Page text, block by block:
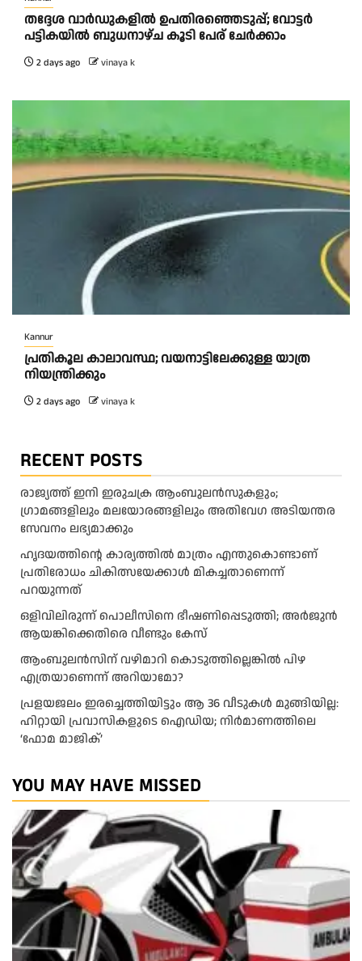
തദ്ദേശ വാർഡുകളിൽ ഉപതിരഞ്ഞെടുപ്പ്; വോട്ടർ
പട്ടികയിൽ ബുധനാഴ്ച കൂടി പേര് ചേർക്കാം
2 days ago vinaya k
Kannur
പ്രതികൂല കാലാവസ്ഥ; വയനാട്ടിലേക്കുള്ള യാത്ര
നിയന്ത്രിക്കും
2 days ago vinaya k
RECENT POSTS
രാജ്യത്ത് ഇനി ഇരുചക്ര ആംബുലന്‍സുകളും;
ഗ്രാമങ്ങളിലും മലയോരങ്ങളിലും അതിവേഗ അടിയന്തര
സേവനം ലഭ്യമാക്കും
ഹൃദയത്തിന്റെ കാര്യത്തിൽ മാത്രം എന്തുകൊണ്ടാണ്
പ്രതിരോധം ചികിത്സയേക്കാൾ മികച്ചതാണെന്ന്
പറയുന്നത്
ഒളിവിലിരുന്ന് പൊലീസിനെ ഭീഷണിപ്പെടുത്തി; അർജുൻ
ആയങ്കിക്കെതിരെ വീണ്ടും കേസ്
ആംബുലന്‍സിന് വഴിമാറി കൊടുത്തില്ലെങ്കില്‍ പിഴ
എത്രയാണെന്ന് അറിയാമോ?
പ്രളയജലം ഇരച്ചെത്തിയിട്ടും ആ 36 വീടുകൾ മുങ്ങിയില്ല:
ഹിറ്റായി പ്രവാസികളുടെ ഐഡിയ; നിർമാണത്തിലെ
‘ഫോമ മാജിക്’
YOU MAY HAVE MISSED